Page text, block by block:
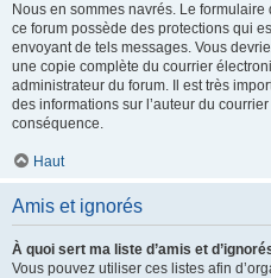
Nous en sommes navrés. Le
ce forum possède des protections qui
envoyant de tels messages. Vous
une copie complète du courrier
administrateur du forum. Il est très
des informations sur l’auteur du
conséquence.
Haut
Amis et ignorés
À quoi sert ma liste d’amis et
Vous pouvez utiliser ces listes afin